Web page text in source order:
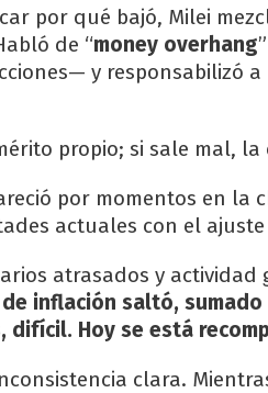
por qué bajó, Milei
de “money overhang
y responsabilizó
propio; si sale mal,
por momentos en la
actuales con el
atrasados y actividad
inflación saltó,
difícil. Hoy se está
clara.